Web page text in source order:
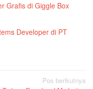
Grafis di Giggle Box
Developer di PT
Pos berikutnya